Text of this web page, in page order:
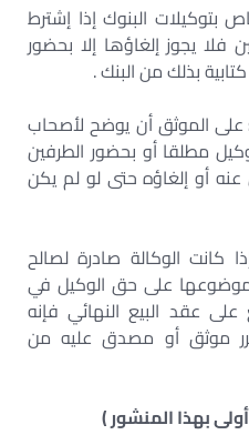
بتوكيلات البنوك إذا إشترط
فلا يجوز إلغاؤها إلا بحضور
بذلك من البنك .
على الموثق أن يوضح لأصحاب
مطلقا أو بحضور الطرفين
أو إلغاؤه حتى لو لم يكن
كانت الوكالة صادرة لصالح
موضوعها على حق الوكيل في
على عقد البيع النهائي فإنه
موثق أو مصدق عليه من